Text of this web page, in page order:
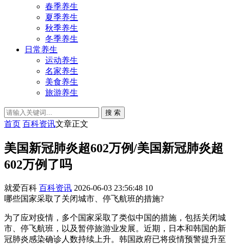
春季养生
夏季养生
秋季养生
冬季养生
日常养生
运动养生
名家养生
美食养生
旅游养生
搜 索
首页 百科资讯文章正文
美国新冠肺炎超602万例/美国新冠肺炎超
602万例了吗
就爱百科 百科资讯 2026-06-03 23:56:48 10
哪些国家采取了关闭城市、停飞航班的措施?
为了应对疫情，多个国家采取了类似中国的措施，包括关闭城
市、停飞航班，以及暂停旅游业发展。近期，日本和韩国的新
冠肺炎感染确诊人数持续上升。韩国政府已将疫情预警提升至